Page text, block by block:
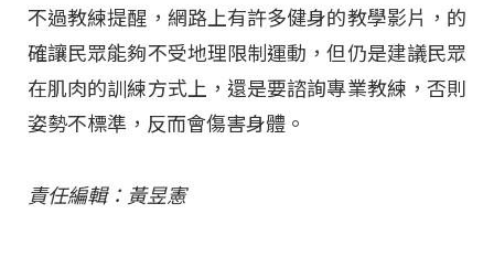
不過教練提醒，網路上有許多健身的教學影片，的
確讓民眾能夠不受地理限制運動，但仍是建議民眾
在肌肉的訓練方式上，還是要諮詢專業教練，否則
姿勢不標準，反而會傷害身體。
責任編輯：黃昱憲